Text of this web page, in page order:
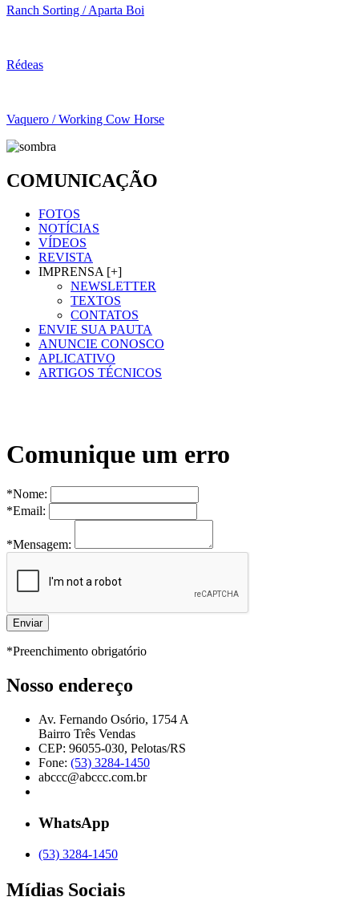
Ranch Sorting / Aparta Boi
Rédeas
Vaquero / Working Cow Horse
COMUNICAÇÃO
FOTOS
NOTÍCIAS
VÍDEOS
REVISTA
IMPRENSA [+]
NEWSLETTER
TEXTOS
CONTATOS
ENVIE SUA PAUTA
ANUNCIE CONOSCO
APLICATIVO
ARTIGOS TÉCNICOS
Comunique um erro
*Nome:
*Email:
*Mensagem:
*Preenchimento obrigatório
Nosso endereço
Av. Fernando Osório, 1754 A
Bairro Três Vendas
CEP: 96055-030, Pelotas/RS
Fone: (53) 3284-1450
abccc@abccc.com.br
WhatsApp
(53) 3284-1450
Mídias Sociais